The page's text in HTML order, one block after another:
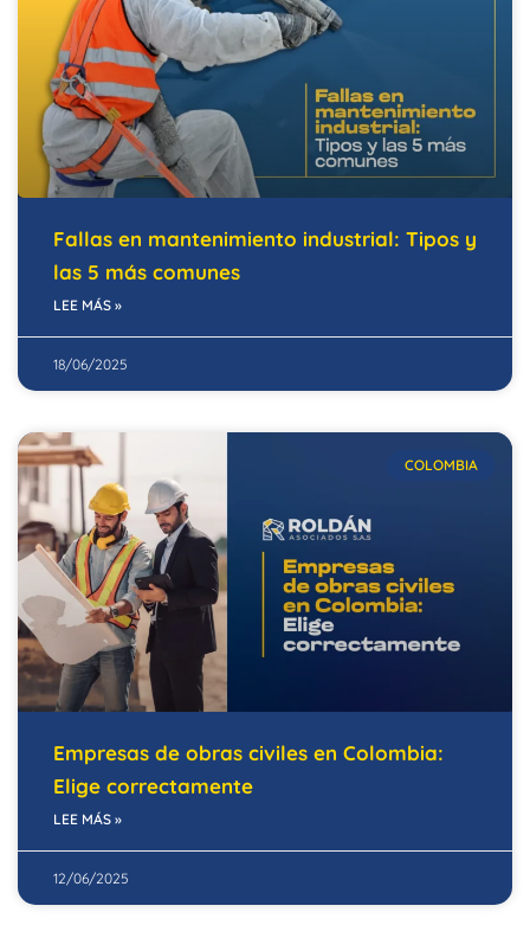
Fallas en mantenimiento industrial: Tipos y
las 5 más comunes
LEE MÁS »
18/06/2025
COLOMBIA
Empresas de obras civiles en Colombia:
Elige correctamente
LEE MÁS »
12/06/2025